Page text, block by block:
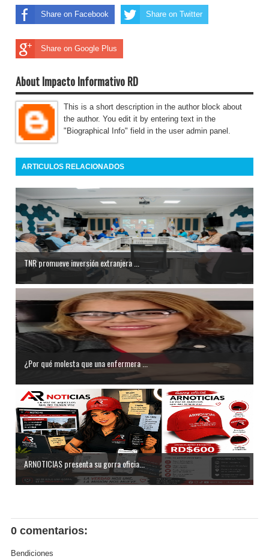
Share on Facebook Share on Twitter
Share on Google Plus
About Impacto Informativo RD
This is a short description in the author block about
the author. You edit it by entering text in the
"Biographical Info" field in the user admin panel.
ARTICULOS RELACIONADOS
TNR promueve inversión extranjera ...
¿Por qué molesta que una enfermera ...
ARNOTICIAS presenta su gorra oficia...
0 comentarios:
Bendiciones